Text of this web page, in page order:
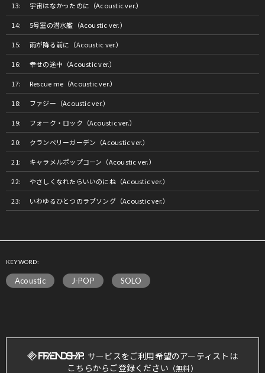
宇宙はなかったのに（Acoustic ver.）
5号室の潜水艦（Acoustic ver.）
雨が降る前に（Acoustic ver.）
幸せの途中（Acoustic ver.）
Rescue me（Acoustic ver.）
ファジー（Acoustic ver.）
フォーク・ロック（Acoustic ver.）
クランベリーガーデン（Acoustic ver.）
キャラメルポップコーン（Acoustic ver.）
やさしくなれたらいいのにね（Acoustic ver.）
いわゆるひとつのラブソング（Acoustic ver.）
KEYWORD:
Acoustic J-POP SOLO
サービスをご利用希望のアーティストは
こちらからご登録ください （無料）